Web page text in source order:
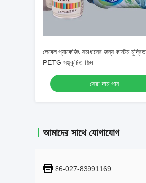
লেবেল প্যাকেজিং সমাধানের জন্য কাস্টম মুদ্রিত
PETG সঙ্কুচিত ফিল্ম
সেরা দাম পান
আমাদের সাথে যোগাযোগ
86-027-83991169